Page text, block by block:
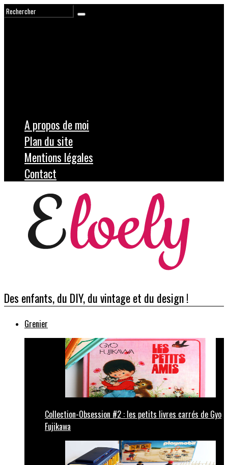
A propos de moi
Plan du site
Mentions légales
Contact
Des enfants, du DIY, du vintage et du design !
Grenier
Collection-Obsession #2 : les petits livres carrés de Gyo
Fujikawa